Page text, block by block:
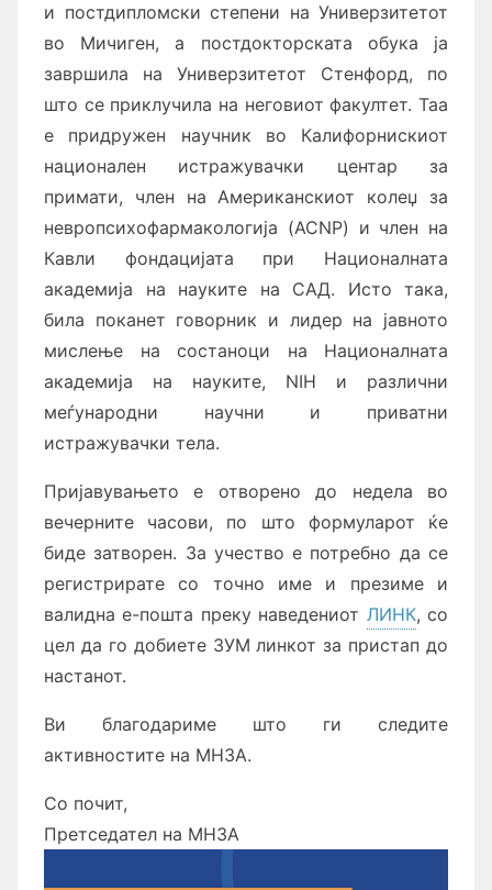
и постдипломски степени на Универзитетот
во Мичиген, а постдокторската обука ја
завршила на Универзитетот Стенфорд, по
што се приклучила на неговиот факултет. Таа
е придружен научник во Калифорнискиот
национален истражувачки центар за
примати, член на Американскиот колеџ за
невропсихофармакологија (ACNP) и член на
Кавли фондацијата при Националната
академија на науките на САД. Исто така,
била поканет говорник и лидер на јавното
мислење на состаноци на Националната
академија на науките, NIH и различни
меѓународни научни и приватни
истражувачки тела.
Пријавувањето е отворено до недела во
вечерните часови, по што формуларот ќе
биде затворен. За учество е потребно да се
регистрирате со точно име и презиме и
валидна е-пошта преку наведениот ЛИНК, со
цел да го добиете ЗУМ линкот за пристап до
настанот.
Ви благодариме што ги следите
активностите на МНЗА.
Со почит,
Претседател на МНЗА